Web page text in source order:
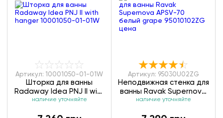
Артикул: 10001050-01-01W
Шторка для ванны
Radaway Idea PNJ II with
hanger 10001050-01-01W
наличие уточняйте
Артикул: 95030U02ZG
Неподвижная стенка для
ванны Ravak Supernova
APSV-75 сатин grape
наличие уточняйте